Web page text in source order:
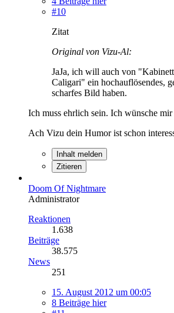
#10
Zitat
Original von Vizu-Al:
JaJa, ich will auch von
Caligari" ein hochauflösendes,
scharfes Bild haben.
Ich muss ehrlich sein. Ich wünsche
Ach Vizu dein Humor ist schon
Inhalt melden
Zitieren
Doom Of Nightmare
Administrator
Reaktionen
1.638
Beiträge
38.575
News
251
15. August 2012 um 00:05
8 Beiträge hier